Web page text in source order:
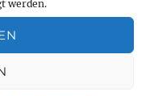
werden.
dafür gibt,
er Opfer einer